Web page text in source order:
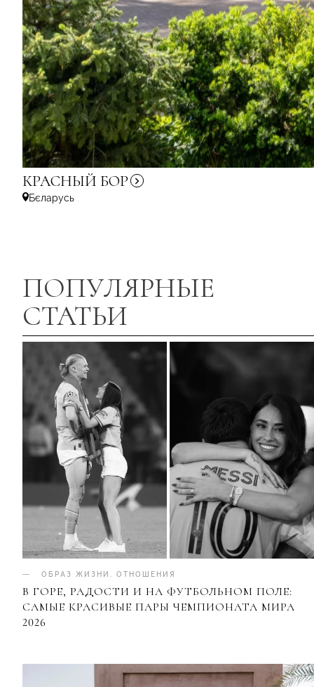
КРАСНЫЙ БОР
Бєларусь
ПОПУЛЯРНЫЕ
СТАТЬИ
ОБРАЗ ЖИЗНИ ОТНОШЕНИЯ
В ГОРЕ, РАДОСТИ И НА ФУТБОЛЬНОМ ПОЛЕ:
САМЫЕ КРАСИВЫЕ ПАРЫ ЧЕМПИОНАТА МИРА
2026